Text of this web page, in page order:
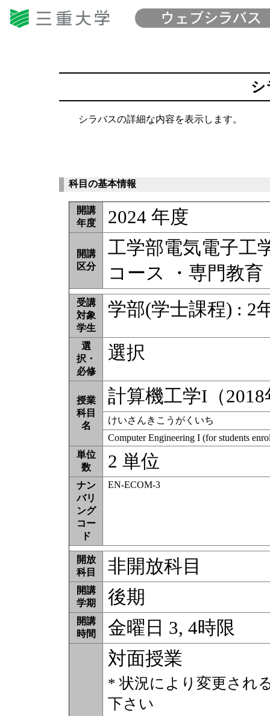
シ
シラバスの詳細な内容を表示します。
科目の基本情報
開講
年度
2024 年度
開講
区分
工学部電気電子工
コース ・専門教育
受講
対象
学生
学部(学士課程) : 2
選
択・
必修
選択
授業
科目
名
計算機工学I（
けいさんきこうがくいち
Computer Engineering I (for students
単位
数
2 単位
ナン
バリ
ング
コー
ド
EN-ECOM-3
開放
科目
非開放科目
開講
学期
後期
開講
時間
金曜日 3, 4時限
対面授業
* 状況により変更され
下さい